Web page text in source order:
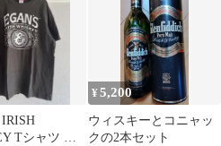
Tシャツ ブ
¥5,200
ウィスキーとコニャッ
クの2本セット